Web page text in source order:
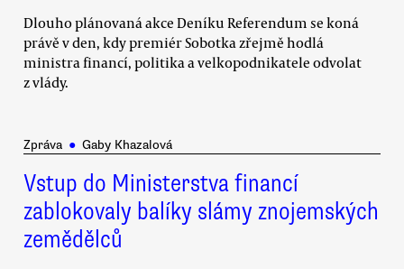
Dlouho plánovaná akce Deníku Referendum se koná
právě v den, kdy premiér Sobotka zřejmě hodlá
ministra financí, politika a velkopodnikatele odvolat
z vlády.
Zpráva ● Gaby Khazalová
Vstup do Ministerstva financí
zablokovaly balíky slámy znojemských
zemědělců